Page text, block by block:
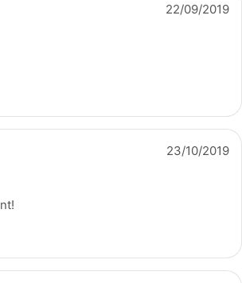
22/09/2019
23/10/2019